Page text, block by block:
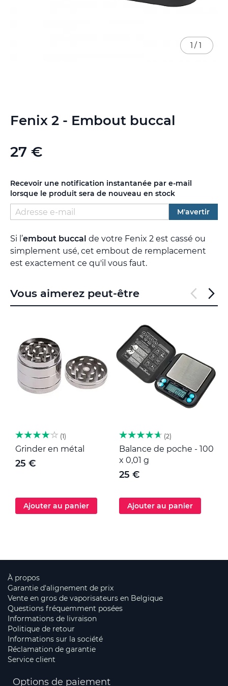
Fenix 2 - Embout buccal
27 €
Recevoir une notification instantanée par e-mail
lorsque le produit sera de nouveau en stock
M'avertir
Si l’embout buccal de votre Fenix 2 est cassé ou
simplement usé, cet embout de remplacement
est exactement ce qu'il vous faut.
1 / 1
to
of
gallery
Vous aimerez peut-être
1
Grinder en métal
25 €
Ajouter au panier
2
Balance de poche - 100
x 0,01 g
25 €
Ajouter au panier
À propos
Garantie d'alignement de prix
Vente en gros de vaporisateurs en Belgique
Questions fréquemment posées
Informations de livraison
Politique de retour
Informations sur la société
Réclamation de garantie
Service client
Options de paiement